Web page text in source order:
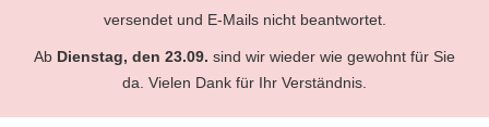
versendet und E-Mails nicht beantwortet.
Ab Dienstag, den 23.09. sind wir wieder wie gewohnt für Sie
da. Vielen Dank für Ihr Verständnis.